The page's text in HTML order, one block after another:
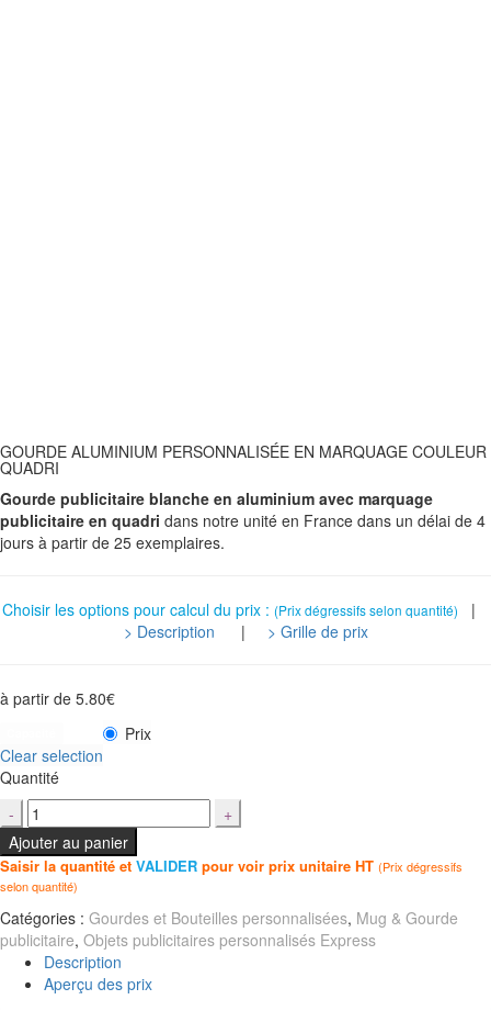
GOURDE ALUMINIUM PERSONNALISÉE EN MARQUAGE COULEUR
QUADRI
Gourde publicitaire blanche en aluminium avec marquage
publicitaire en quadri dans notre unité en France dans un délai de 4
jours à partir de 25 exemplaires.
Choisir les options pour calcul du prix : (Prix dégressifs selon quantité)
|
> Description | > Grille de prix
à partir de 5.80€
Prix
Clear selection
Quantité
Ajouter au panier
Saisir la quantité et VALIDER pour voir prix unitaire HT (Prix dégressifs
selon quantité)
Catégories : Gourdes et Bouteilles personnalisées, Mug & Gourde
publicitaire, Objets publicitaires personnalisés Express
Description
Aperçu des prix